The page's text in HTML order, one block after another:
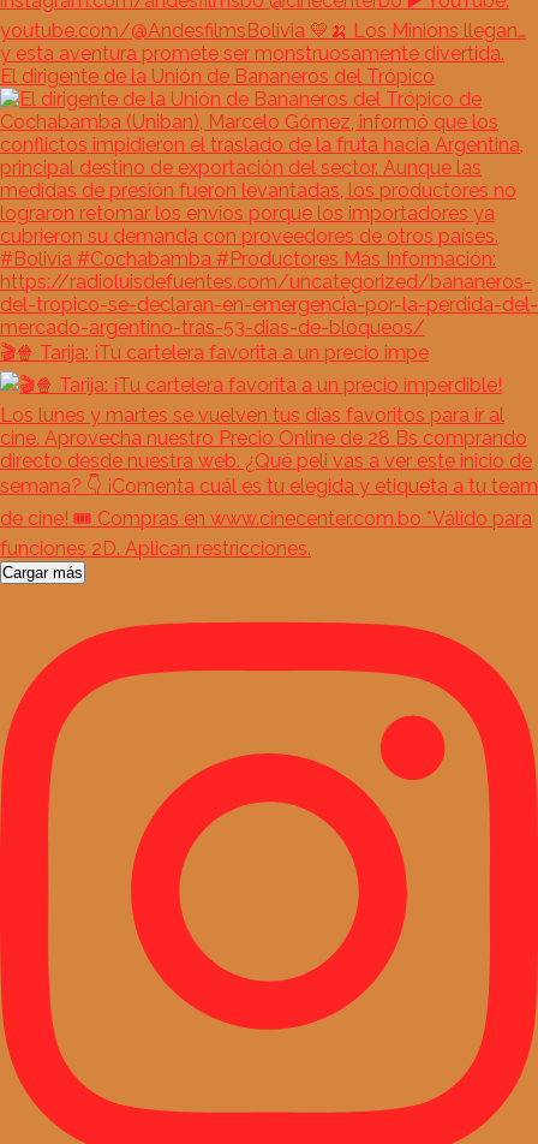
El dirigente de la Unión de Bananeros del Trópico
🎬🍿 Tarija: ¡Tu cartelera favorita a un precio impe
Cargar más